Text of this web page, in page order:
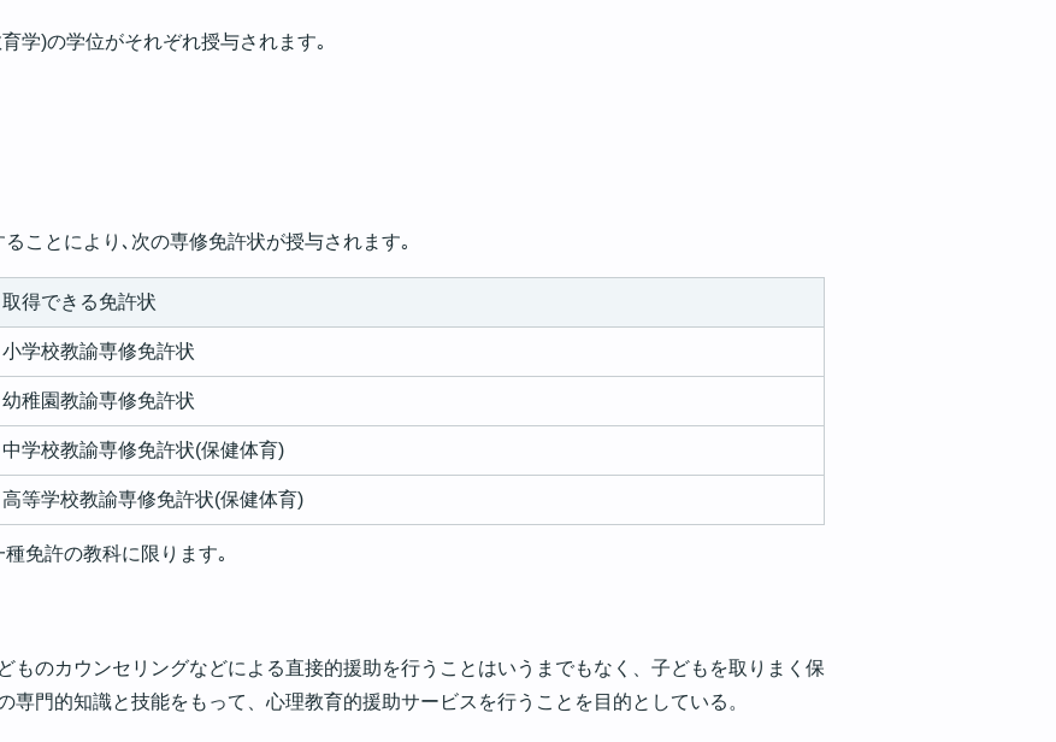
学)の学位がそれぞれ授与されます｡
ことにより､次の専修免許状が授与されます｡
取得できる免許状
小学校教諭専修免許状
幼稚園教諭専修免許状
中学校教諭専修免許状(保健体育)
高等学校教諭専修免許状(保健体育)
免許の教科に限ります｡
ものカウンセリングなどによる直接的援助を行うことはいうまでもなく、子どもを取りまく保
専門的知識と技能をもって、心理教育的援助サービスを行うことを目的としている。